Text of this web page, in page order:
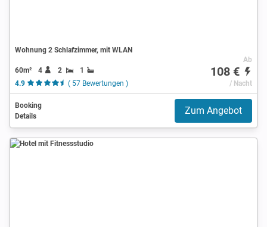
Wohnung 2 Schlafzimmer, mit WLAN
60m² 4 2
1
4.9
( 57 Bewertungen )
Ab
108 €
/ Nacht
Booking
Details
Zum Angebot